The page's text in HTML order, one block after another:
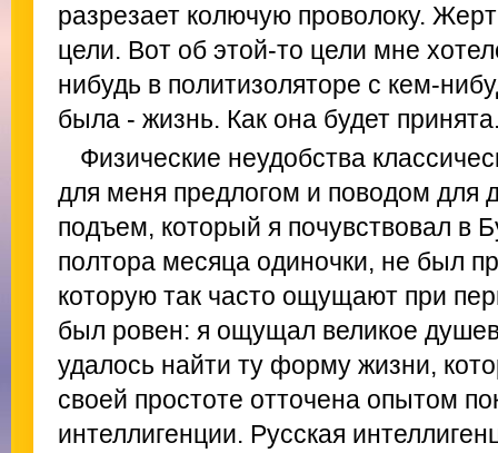
разрезает колючую проволоку.
цели. Вот об этой-то цели мне
нибудь в политизоляторе с кем-
была - жизнь. Как она будет
Физические неудобства
для меня предлогом и поводом для
подъем, который я почувствовал в
полтора месяца одиночки, не был
которую так часто ощущают при
был ровен: я ощущал великое
удалось найти ту форму жизни,
своей простоте отточена опытом
интеллигенции. Русская